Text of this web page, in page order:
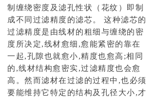
→ 行业新闻
→ 公司新闻
→ 常见问题
联系我们
制缠绕密度及滤孔性状（花纹）即制
成不同过滤精度的滤芯。 这种滤芯的
过滤精度是由线材的粗细与缠绕的密
度所决定,线材愈细,愈能紧密的靠在
一起,孔隙也就愈小,精度也愈高;相同
的,线材结构愈密实,过滤精度也会愈
高。然而滤材在过滤的过程中,也必须
要能维持它特定的结构及孔径大小,才